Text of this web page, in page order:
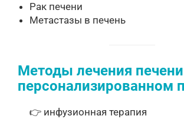
Рак печени
Метастазы в печень
Методы лечения
персонализированном
👉 инфузионная терапия